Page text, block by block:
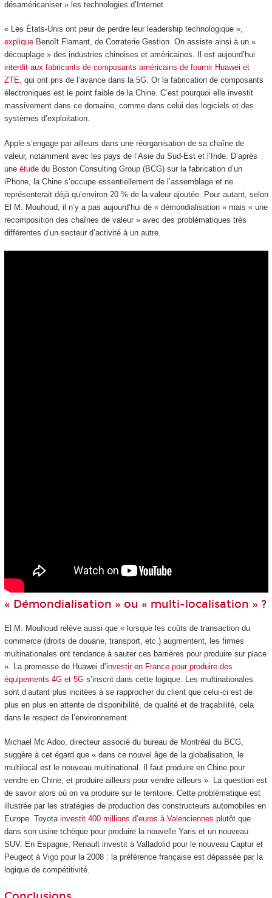
désaméricaniser » les technologies d’Internet.
« Les États-Unis ont peur de perdre leur leadership technologique »,
expliqueBenoît Flamant, de Corraterie Gestion. On assiste ainsi à un «
découplage » des industries chinoises et américaines. Il est aujourd’hui
interdit aux fabricants de composants américains de fournir Huawei et
ZTE, qui ont pris de l’avance dans la 5G. Or la fabrication de composants
électroniques est le point faible de la Chine. C’est pourquoi elle investit
massivement dans ce domaine, comme dans celui des logiciels et des
systèmes d’exploitation.
Apple s’engage par ailleurs dans une réorganisation de sa chaîne de
valeur, notamment avec les pays de l’Asie du Sud-Est et l’Inde. D’après
une étudedu Boston Consulting Group (BCG) sur la fabrication d’un
iPhone, la Chine s’occupe essentiellement de l’assemblage et ne
représenterait déjà qu’environ 20 % de la valeur ajoutée. Pour autant, selon
El M. Mouhoud, il n’y a pas aujourd’hui de « démondialisation » mais « une
recomposition des chaînes de valeur » avec des problématiques très
différentes d’un secteur d’activité à un autre.
« Démondialisation » ou « multi-localisation » ?
El M. Mouhoud relève aussi que « lorsque les coûts de transaction du
commerce (droits de douane, transport, etc.) augmentent, les firmes
multinationales ont tendance à sauter ces barrières pour produire sur place
». La promesse de Huawei d’investir en France pour produire des
équipements 4G et 5Gs’inscrit dans cette logique. Les multinationales
sont d’autant plus incitées à se rapprocher du client que celui-ci est de
plus en plus en attente de disponibilité, de qualité et de traçabilité, cela
dans le respect de l’environnement.
Michael Mc Adoo, directeur associé du bureau de Montréal du BCG,
suggère à cet égard que « dans ce nouvel âge de la globalisation, le
multilocal est le nouveau multinational. Il faut produire en Chine pour
vendre en Chine, et produire ailleurs pour vendre ailleurs ». La question est
de savoir alors où on va produire sur le territoire. Cette problématique est
illustrée par les stratégies de production des constructeurs automobiles en
Europe. Toyota investit 400 millions d’euros à Valenciennes plutôt que
dans son usine tchèque pour produire la nouvelle Yaris et un nouveau
SUV. En Espagne, Renault investit à Valladolid pour le nouveau Captur et
Peugeot à Vigo pour la 2008 : la préférence française est dépassée par la
logique de compétitivité.